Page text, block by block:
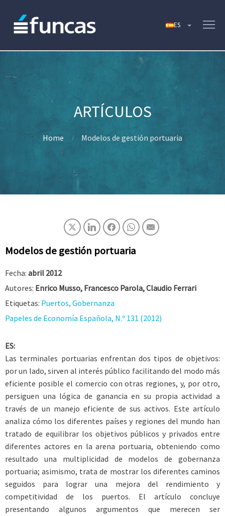
Home Modelos de gestión portuaria
Modelos de gestión portuaria
Fecha: abril 2012
Autores: Enrico Musso, Francesco Parola, Claudio Ferrari
Etiquetas: Puertos, Gobernanza
Papeles de Economía Española, N.º 131 (2012)
ES:
Las terminales portuarias enfrentan dos tipos de objetivos:
por un lado, sirven al interés público facilitando del modo más
eficiente posible el comercio con otras regiones, y, por otro,
persiguen una lógica de ganancia en su propia actividad a
través de un manejo eficiente de sus activos. Este artículo
analiza cómo los diferentes países y regiones del mundo han
tratado de equilibrar los objetivos públicos y privados entre
diferentes actores en la arena portuaria, obteniendo como
resultado una multiplicidad de modelos de gobernanza
portuaria; asimismo, trata de mostrar los diferentes caminos
seguidos para lograr una mejora del rendimiento y
competitividad de los puertos. El artículo concluye
presentando algunos argumentos que merecen ser